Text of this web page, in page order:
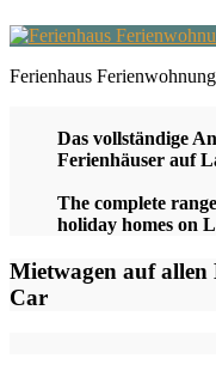
Ferienhaus
Das vollständige
Ferienhäuser auf
The complete
holiday homes on
Mietwagen auf allen
Car